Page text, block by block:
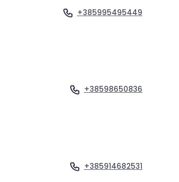
+385995495449
+38598650836
+385914682531